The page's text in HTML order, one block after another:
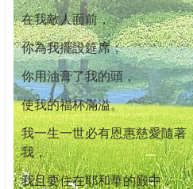
在我敵人面前，
你為我擺設筵席；
你用油膏了我的頭，
使我的福杯滿溢。
我一生一世必有恩惠慈愛隨著
我，
我且要住在耶和華的殿中，